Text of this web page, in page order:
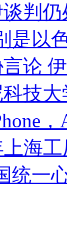
判
是以
论
技
海
统一